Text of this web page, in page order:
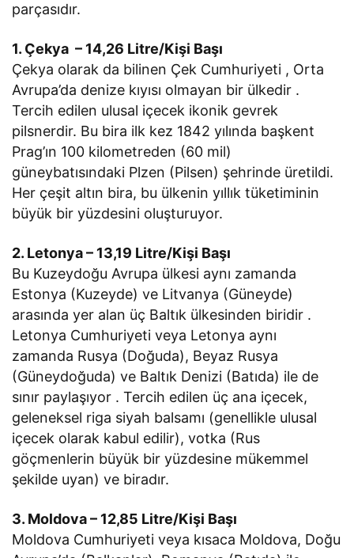
parçasıdır.
1. Çekya – 14,26 Litre/Kişi Başı
Çekya olarak da bilinen Çek Cumhuriyeti , Orta
Avrupa’da denize kıyısı olmayan bir ülkedir .
Tercih edilen ulusal içecek ikonik gevrek
pilsnerdir. Bu bira ilk kez 1842 yılında başkent
Prag’ın 100 kilometreden (60 mil)
güneybatısındaki Plzen (Pilsen) şehrinde üretildi.
Her çeşit altın bira, bu ülkenin yıllık tüketiminin
büyük bir yüzdesini oluşturuyor.
2. Letonya – 13,19 Litre/Kişi Başı
Bu Kuzeydoğu Avrupa ülkesi aynı zamanda
Estonya (Kuzeyde) ve Litvanya (Güneyde)
arasında yer alan üç Baltık ülkesinden biridir .
Letonya Cumhuriyeti veya Letonya aynı
zamanda Rusya (Doğuda), Beyaz Rusya
(Güneydoğuda) ve Baltık Denizi (Batıda) ile de
sınır paylaşıyor . Tercih edilen üç ana içecek,
geleneksel riga siyah balsamı (genellikle ulusal
içecek olarak kabul edilir), votka (Rus
göçmenlerin büyük bir yüzdesine mükemmel
şekilde uyan) ve biradır.
3. Moldova – 12,85 Litre/Kişi Başı
Moldova Cumhuriyeti veya kısaca Moldova, Doğu